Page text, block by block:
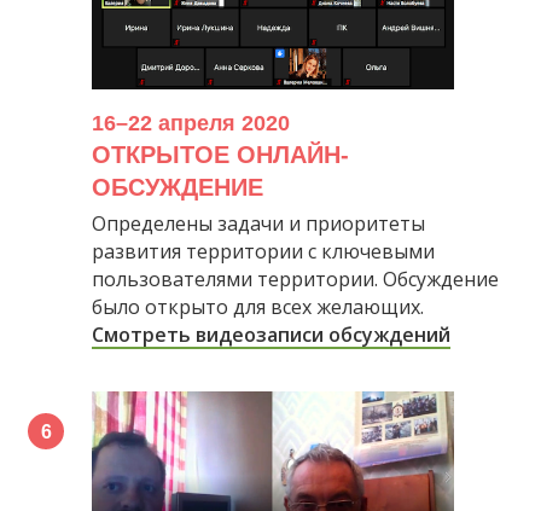
16–22 апреля 2020
ОТКРЫТОЕ ОНЛАЙН-
ОБСУЖДЕНИЕ
Определены задачи и приоритеты
развития территории с ключевыми
пользователями территории. Обсуждение
было открыто для всех желающих.
Смотреть видеозаписи обсуждений